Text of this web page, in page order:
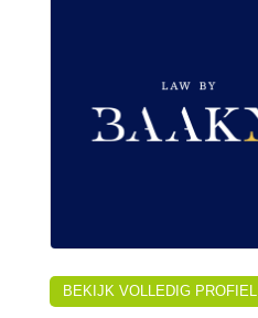
BEKIJK VOLLEDIG PROFIEL